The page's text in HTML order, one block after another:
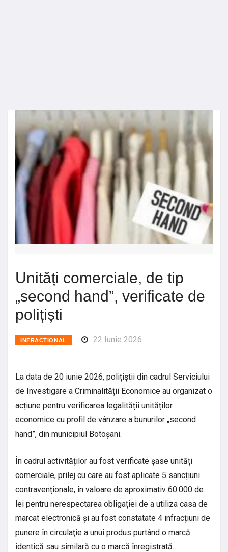
Unități comerciale, de tip
„second hand”, verificate de
polițiști
INFRACTIONAL 22 Iunie 2026
La data de 20 iunie 2026, polițiștii din cadrul Serviciului
de Investigare a Criminalității Economice au organizat o
acțiune pentru verificarea legalității unităților
economice cu profil de vânzare a bunurilor „second
hand”, din municipiul Botoșani.
În cadrul activităților au fost verificate șase unități
comerciale, prilej cu care au fost aplicate 5 sancțiuni
contravenționale, în valoare de aproximativ 60.000 de
lei pentru nerespectarea obligației de a utiliza casa de
marcat electronică și au fost constatate 4 infracțiuni de
punere în circulaţie a unui produs purtând o marcă
identică sau similară cu o marcă înregistrată.